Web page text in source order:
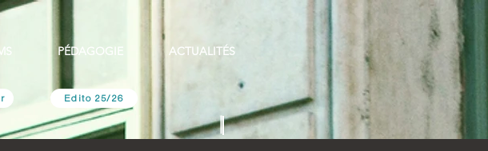
PÉDAGOGIE ACTUALITÉS
Edito 25/26